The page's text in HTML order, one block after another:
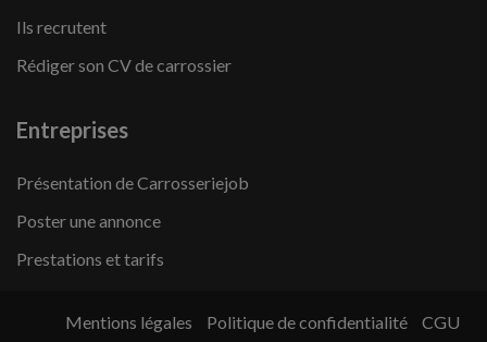
Ils recrutent
Rédiger son CV de carrossier
Entreprises
Présentation de Carrosseriejob
Poster une annonce
Prestations et tarifs
Mentions légales Politique de confidentialité CGU